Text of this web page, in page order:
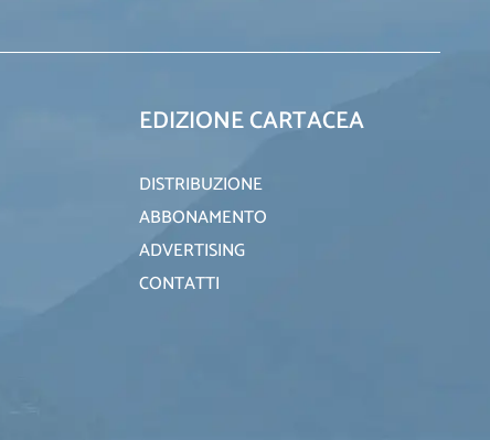
EDIZIONE CARTACEA
DISTRIBUZIONE
ABBONAMENTO
ADVERTISING
CONTATTI